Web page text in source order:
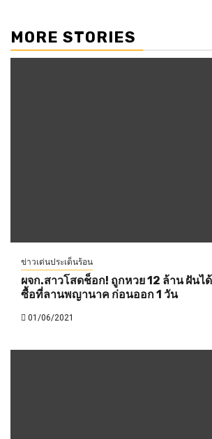
MORE STORIES
ข่าวเด่นประเด็นร้อน
ผจก.สาวโสดช็อก! ถูกหวย 12 ล้าน ฝันได้
ซื้อที่ลานพญานาค ก่อนออก 1 วัน
01/06/2021